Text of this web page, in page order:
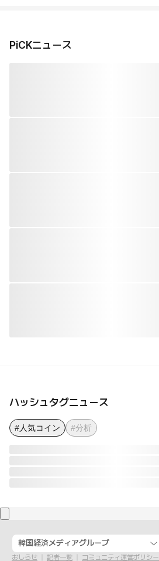
PiCKニュース
ハッシュタグニュース
#人気コイン #分析
韓国経済メディアグループ
おしらせ 記者一覧 コミュニティ運営ポリシー